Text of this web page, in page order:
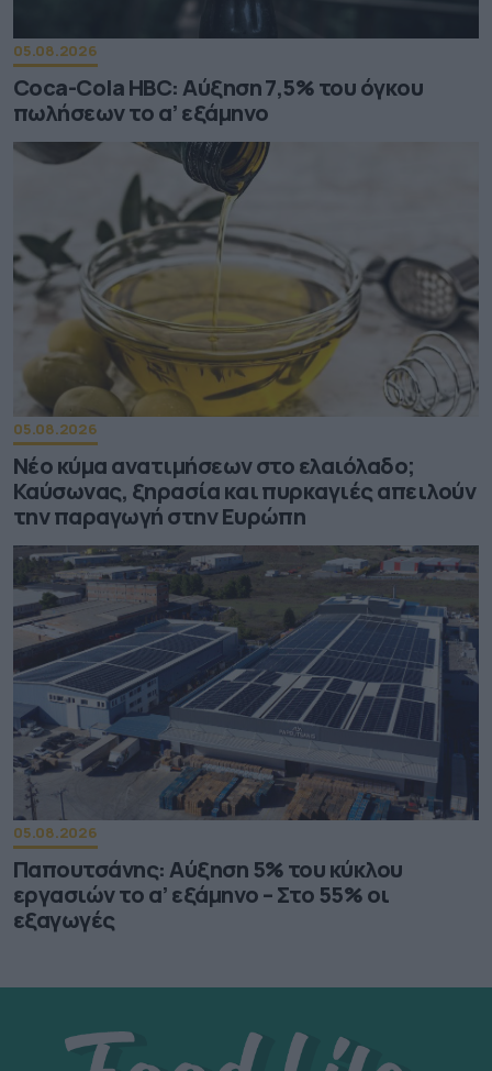
05.08.2026
Coca-Cola HBC: Aύξηση 7,5% του όγκου
πωλήσεων το α’ εξάμηνο
05.08.2026
Νέο κύμα ανατιμήσεων στο ελαιόλαδο;
Καύσωνας, ξηρασία και πυρκαγιές απειλούν
την παραγωγή στην Ευρώπη
05.08.2026
Παπουτσάνης: Αύξηση 5% του κύκλου
εργασιών το α’ εξάμηνο – Στο 55% οι
εξαγωγές